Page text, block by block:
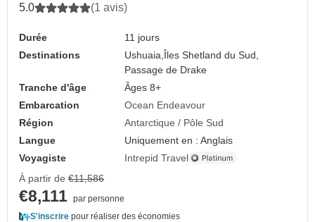
5.0 (1 avis)
Durée
11 jours
Destinations
Ushuaia, Îles Shetland du Sud,
Passage de Drake
Tranche d'âge
Âges 8+
Embarcation
Ocean Endeavour
Région
Antarctique / Pôle Sud
Langue
Uniquement en : Anglais
Voyagiste
Intrepid Travel
À partir de €11,586
€8,111 par personne
S'inscrire pour réaliser des économies